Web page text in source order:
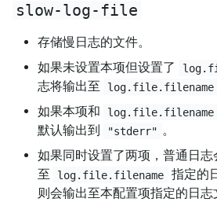
slow-log-file
存储慢日志的文件。
如果未设置本项但设置了
志将输出至
log.file.filename
如果本项和
log.file.filename
默认输出到
"stderr" 。
如果同时设置了两项，普通日志
至
log.file.filename
指定的
则会输出至本配置项指定的日志